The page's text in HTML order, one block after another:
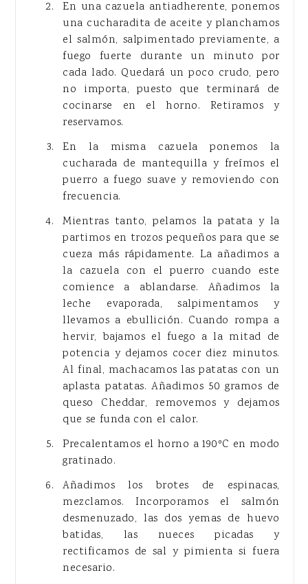
En una cazuela antiadherente, ponemos
una cucharadita de aceite y planchamos
el salmón, salpimentado previamente, a
fuego fuerte durante un minuto por
cada lado. Quedará un poco crudo, pero
no importa, puesto que terminará de
cocinarse en el horno. Retiramos y
reservamos.
En la misma cazuela ponemos la
cucharada de mantequilla y freímos el
puerro a fuego suave y removiendo con
frecuencia.
Mientras tanto, pelamos la patata y la
partimos en trozos pequeños para que se
cueza más rápidamente. La añadimos a
la cazuela con el puerro cuando este
comience a ablandarse. Añadimos la
leche evaporada, salpimentamos y
llevamos a ebullición. Cuando rompa a
hervir, bajamos el fuego a la mitad de
potencia y dejamos cocer diez minutos.
Al final, machacamos las patatas con un
aplasta patatas. Añadimos 50 gramos de
queso Cheddar, removemos y dejamos
que se funda con el calor.
Precalentamos el horno a 190ºC en modo
gratinado.
Añadimos los brotes de espinacas,
mezclamos. Incorporamos el salmón
desmenuzado, las dos yemas de huevo
batidas, las nueces picadas y
rectificamos de sal y pimienta si fuera
necesario.